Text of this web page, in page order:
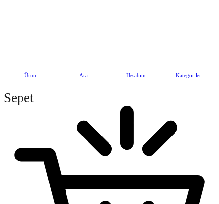
Ürün Ara Hesabım Kategoriler